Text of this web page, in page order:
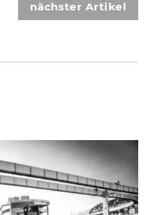
nächster Artikel